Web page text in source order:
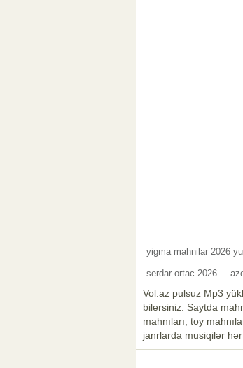
yigma mahnilar 2026
serdar ortac 2026
Vol.az pulsuz Mp3
bilersiniz. Saytda
mahnıları, toy
janrlarda musiqilər